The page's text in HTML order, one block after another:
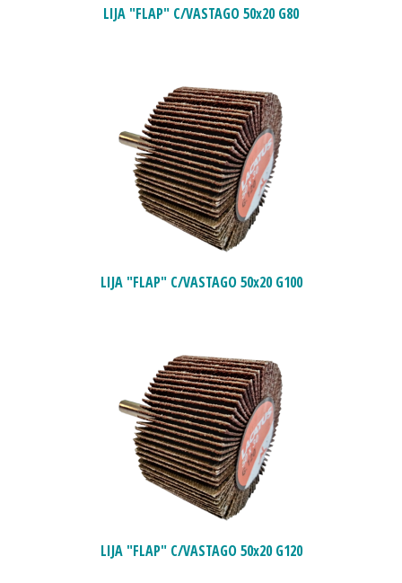
LIJA "FLAP" C/VASTAGO 50x20 G80
LIJA "FLAP" C/VASTAGO 50x20 G100
LIJA "FLAP" C/VASTAGO 50x20 G120